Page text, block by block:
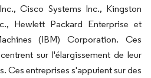
Cisco Systems Inc., Kingston
Hewlett Packard Enterprise et
(IBM) Corporation. Ces
sur l'élargissement de leur
Ces entreprises s'appuient sur des